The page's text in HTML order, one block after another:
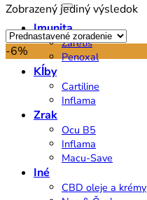
Imunita
Zaretis
Penoxal
Kĺby
Cartiline
Inflama
Zrak
Ocu B5
Inflama
Macu-Save
Iné
CBD oleje a krémy
Zobrazený jediný výsledok
-6%